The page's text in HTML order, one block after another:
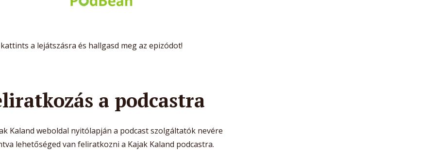
a lejátszásra és hallgasd meg az epizódot!
a podcastra
Kaland weboldal nyitólapján a podcast szolgáltatók nevére
lehetőséged van feliratkozni a Kajak Kaland podcastra.